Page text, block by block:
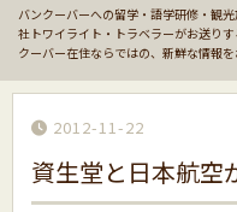
バンクーバーへの留学・語学研修・観
社トワイライト・トラベラーがお送り
クーバー在住ならではの、新鮮な情報を
2012-11-22
資生堂と日本航空